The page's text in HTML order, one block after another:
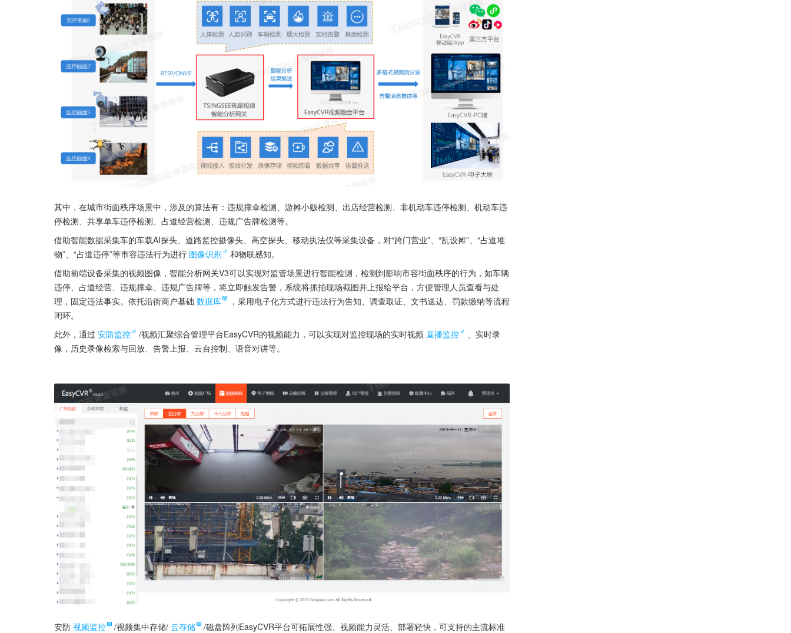
其中，在城市街面秩序场景中，涉及的算法有：违规撑伞检测、游摊小贩检测、出店经营检测、非机动车违停检测、机动车违
停检测、共享单车违停检测、占道经营检测、违规广告牌检测等。
借助智能数据采集车的车载AI探头、道路监控摄像头、高空探头、移动执法仪等采集设备，对“跨门营业”、“乱设摊”、“占道堆
物”、“占道违停”等市容违法行为进行 图像识别
和物联感知。
借助前端设备采集的视频图像，智能分析网关V3可以实现对监管场景进行智能检测，检测到影响市容街面秩序的行为，如车辆
违停、占道经营、违规撑伞、违规广告牌等，将立即触发告警，系统将抓拍现场截图并上报给平台，方便管理人员查看与处
理，固定违法事实。依托沿街商户基础 数据库
，采用电子化方式进行违法行为告知、调查取证、文书送达、罚款缴纳等流程
闭环。
此外，通过 安防监控 /视频汇聚综合管理平台EasyCVR的视频能力，可以实现对监控现场的实时视频 直播监控
、实时录
像，历史录像检索与回放、告警上报、云台控制、语音对讲等。
安防 视频监控 /视频集中存储/ 云存储
/磁盘阵列EasyCVR平台可拓展性强、视频能力灵活、部署轻快，可支持的主流标准